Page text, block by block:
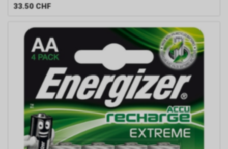
33.50 CHF